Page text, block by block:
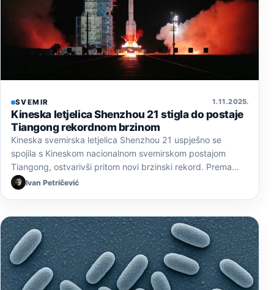
SVEMIR 1. 11. 2025.
Kineska letjelica Shenzhou 21 stigla do postaje
Tiangong rekordnom brzinom
Kineska svemirska letjelica Shenzhou 21 uspješno se
spojila s Kineskom nacionalnom svemirskom postajom
Tiangong, ostvarivši pritom novi brzinski rekord. Prema…
Ivan Petričević